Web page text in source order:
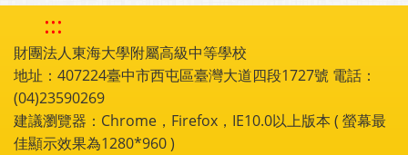
:::
財團法人東海大學附屬高級中等學校
地址：407224臺中市西屯區臺灣大道四段1727號 電話：
(04)23590269
建議瀏覽器：Chrome，Firefox，IE10.0以上版本 ( 螢幕最
佳顯示效果為1280*960 )